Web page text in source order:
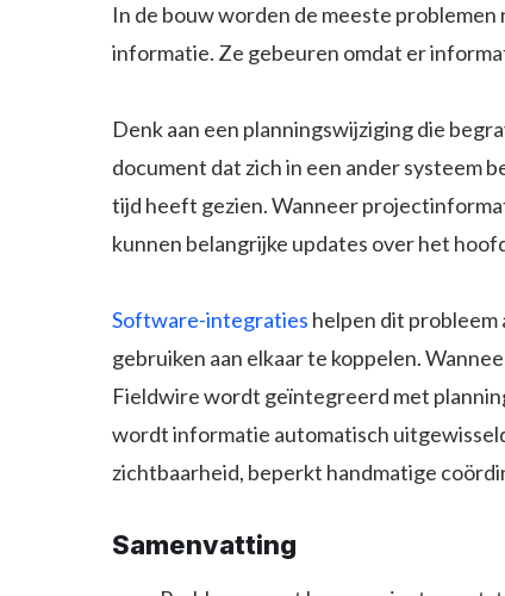
In de bouw worden de meeste
informatie. Ze gebeuren omdat er
Denk aan een planningswijziging die
document dat zich in een ander systeem
tijd heeft gezien. Wanneer
kunnen belangrijke updates over het
Software-integraties helpen dit probleem
gebruiken aan elkaar te koppelen.
Fieldwire wordt geïntegreerd met
wordt informatie automatisch
zichtbaarheid, beperkt handmatige
Samenvatting